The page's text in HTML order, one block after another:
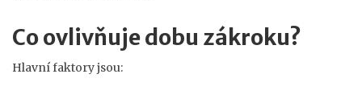
Co ovlivňuje dobu zákroku?
Hlavní faktory jsou: